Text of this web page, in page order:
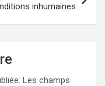
inhumaines
Les champs